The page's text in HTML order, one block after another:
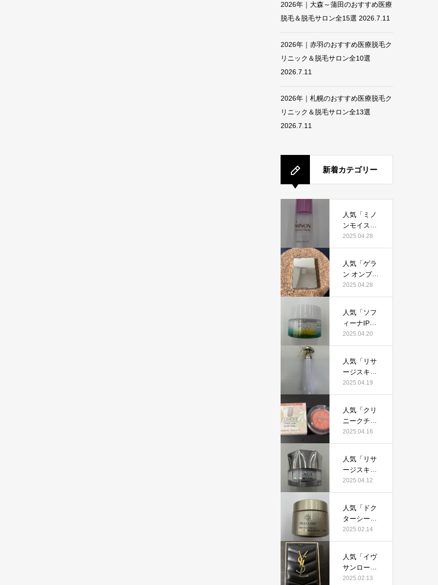
2026年｜大森～蒲田のおすすめ医療
脱毛＆脱毛サロン全15選 2026.7.11
2026年｜赤羽のおすすめ医療脱毛ク
リニック＆脱毛サロン全10選
2026.7.11
2026年｜札幌のおすすめ医療脱毛ク
リニック＆脱毛サロン全13選
2026.7.11
新着カテゴリー
人気「ミノ
ンモイスト
エイジング
ケアオイ
当におすす
め？美容マ
ニアが実際
コミを検
証！
2025.04.28
人気「ゲラ
ン オンブル
ジェオーラ
グロウ」っ
すすめ？美
容マニアの
私が実際使
コミを検
証！
2025.04.28
人気「ソフ
ィーナIPゴ
ールデンタ
イムリペア
リーム」っ
て本当にお
すすめ？美
実際使用し
て口コミを
検証！
2025.04.20
人気「リサ
ージスキン
メインテナ
イザーD
当におすす
め？美容マ
ニアの私が
て、口コミ
を検証！
2025.04.19
人気「クリ
ニークチー
クポップ」
って本当に
美容マニア
が実際使用
して口コミ
2025.04.16
人気「リサ
ージスキン
チェンジク
リーム」っ
すすめ？美
容マニアが
実際使用し
検証！
2025.04.12
人気「ドク
ターシーラ
ボ薬用アク
アコラーゲ
リッチリン
クルリペ
ア」って本
2025.02.14
人気「イヴ
サンローラ
ン クチュー
2025.02.13